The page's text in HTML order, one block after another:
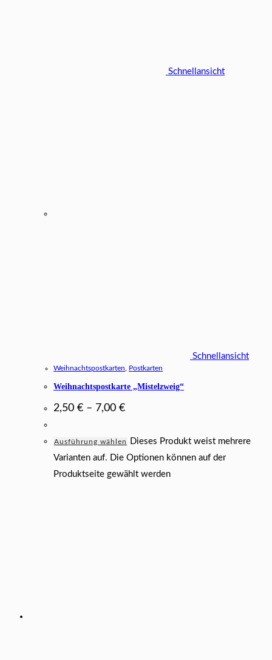
Schnellansicht
Schnellansicht
Weihnachtspostkarten Postkarten
Weihnachtspostkarte „Mistelzweig“
2,50 € – 7,00 €
Ausführung wählen
Dieses Produkt weist mehrere
Varianten auf. Die Optionen können auf der
Produktseite gewählt werden